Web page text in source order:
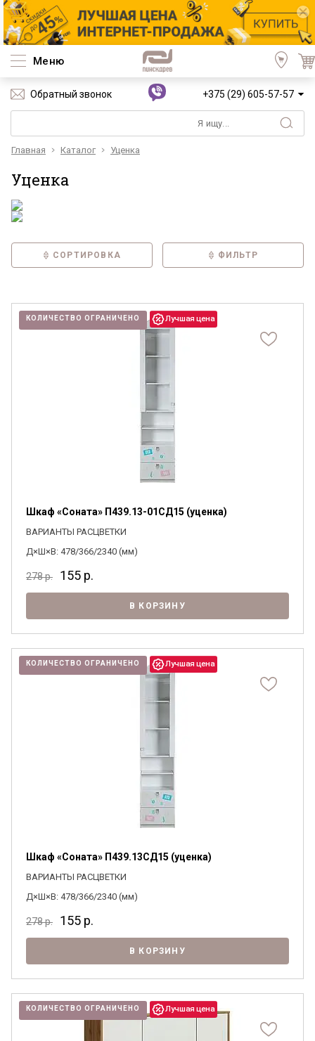
Меню
Обратный звонок +375 (29) 605-57-57
Главная Каталог Уценка
Уценка
СОРТИРОВКА ФИЛЬТР
КОЛИЧЕСТВО ОГРАНИЧЕНО
Шкаф «Соната» П439.13-01СД15 (уценка)
ВАРИАНТЫ РАСЦВЕТКИ
Д×Ш×В: 478/366/2340 (мм)
278р. 155 р.
В КОРЗИНУ
КОЛИЧЕСТВО ОГРАНИЧЕНО
Шкаф «Соната» П439.13СД15 (уценка)
ВАРИАНТЫ РАСЦВЕТКИ
Д×Ш×В: 478/366/2340 (мм)
278р. 155 р.
В КОРЗИНУ
КОЛИЧЕСТВО ОГРАНИЧЕНО